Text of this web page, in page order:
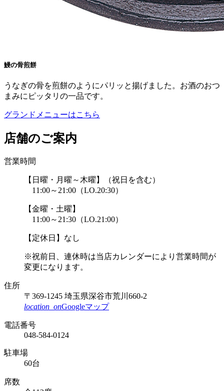
鰻の骨煎餅
うなぎの骨を煎餅のようにパリッと揚げました。お酒のおつ
まみにピッタリの一品です。
グランドメニューはこちら
店舗のご案内
営業時間
【日曜・月曜～木曜】
（祝日を含む）
11:00～21:00 （LO.20:30）
【金曜・土曜】
11:00～21:30 （LO.21:00）
【定休日】なし
※祝前日、連休時は当店カレンダーにより 営業時間が
変更になります。
住所
〒369-1245 埼玉県深谷市荒川660-2
location_onGoogleマップ
電話番号
048-584-0124
駐車場
60台
席数